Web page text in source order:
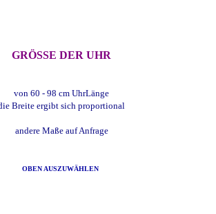
GRÖSSE DER UHR
von 60 - 98 cm UhrLänge
Breite ergibt sich proportional
andere Maße auf Anfrage
OBEN AUSZUWÄHLEN